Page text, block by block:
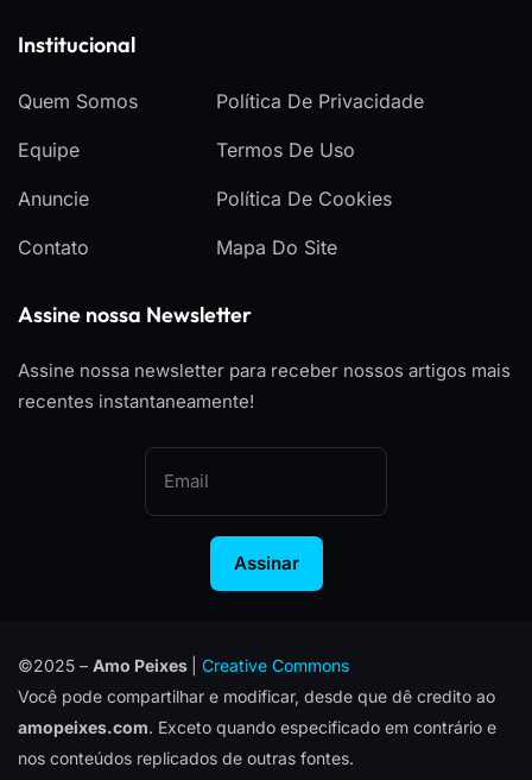
Institucional
Quem Somos
Equipe
Anuncie
Contato
Política De Privacidade
Termos De Uso
Política De Cookies
Mapa Do Site
Assine nossa Newsletter
Assine nossa newsletter para receber nossos artigos mais
recentes instantaneamente!
Assinar
©2025 – Amo Peixes
Creative Commons
Você pode compartilhar e modificar, desde que dê credito ao
amopeixes.com. Exceto quando especificado em contrário e
nos conteúdos replicados de outras fontes.